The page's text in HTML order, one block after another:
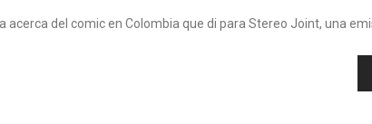
acerca del comic en Colombia que di para Stereo Joint, una